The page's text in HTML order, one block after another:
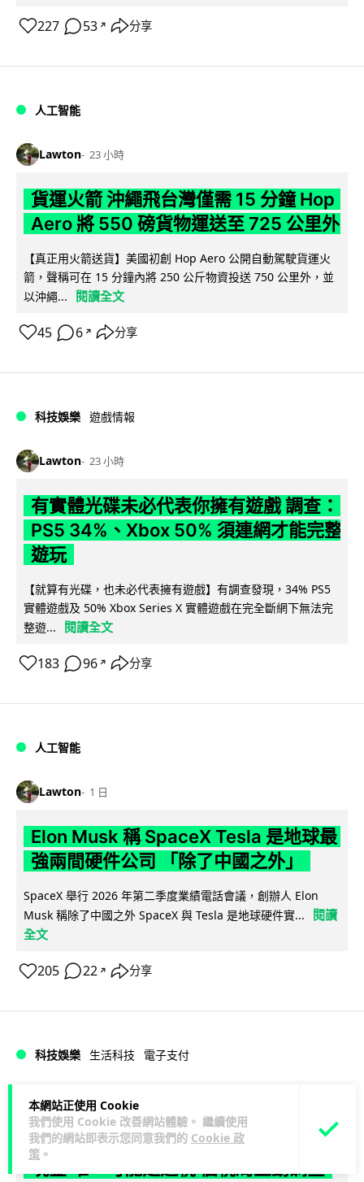
本網站正使用 Cookie
我們使用 Cookie 改善網站體驗。 繼續使用
我們的網站即表示您同意我們的 Cookie 政
策 。
227 53 ↗ 分享
人工智能
Lawton 23 小時
貨運火箭 沖繩飛台灣僅需 15 分鐘 Hop
Aero 將 550 磅貨物運送至 725 公里外
【真正用火箭送貨】美國初創 Hop Aero 公開自動駕駛貨運火
箭，聲稱可在 15 分鐘內將 250 公斤物資投送 750 公里外，並
以沖繩...
閱讀全文
45 6 ↗ 分享
科技娛樂 遊戲情報
Lawton 23 小時
有實體光碟未必代表你擁有遊戲 調查：
PS5 34%、Xbox 50% 須連網才能完整
遊玩
【就算有光碟，也未必代表擁有遊戲】有調查發現，34% PS5
實體遊戲及 50% Xbox Series X 實體遊戲在完全斷網下無法完
整遊...
閱讀全文
183 96 ↗ 分享
人工智能
Lawton 1 日
Elon Musk 稱 SpaceX Tesla 是地球最
強兩間硬件公司 「除了中國之外」
SpaceX 舉行 2026 年第二季度業績電話會議，創辦人 Elon
Musk 稱除了中國之外 SpaceX 與 Tesla 是地球硬件實...
閱讀
全文
205 22 ↗ 分享
科技娛樂 生活科技 電子支付
Lawton 1 日
當電子支付大行其道 屈穎妍: 商戶只收